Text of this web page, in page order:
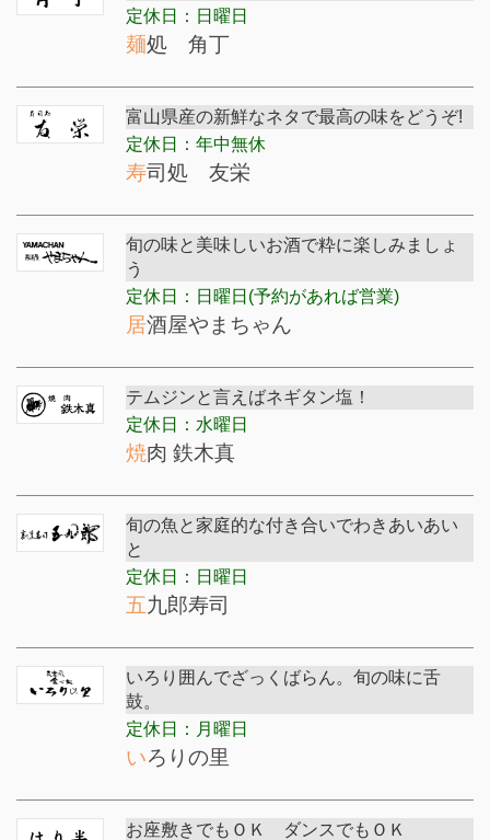
定休日：日曜日
麺処 角丁
富山県産の新鮮なネタで最高の味をどうぞ!
定休日：年中無休
寿司処 友栄
旬の味と美味しいお酒で粋に楽しみましょ
う
定休日：日曜日(予約があれば営業)
居酒屋やまちゃん
テムジンと言えばネギタン塩！
定休日：水曜日
焼肉 鉄木真
旬の魚と家庭的な付き合いでわきあいあい
と
定休日：日曜日
五九郎寿司
いろり囲んでざっくばらん。旬の味に舌
鼓。
定休日：月曜日
いろりの里
お座敷きでもＯＫ ダンスでもＯＫ